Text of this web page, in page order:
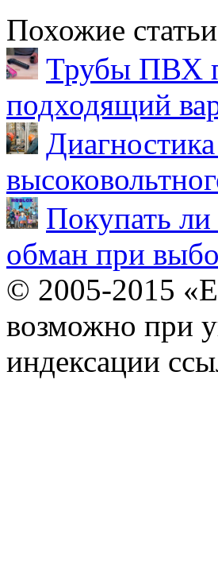
Похожие статьи
Трубы ПВХ
подходящий
Покупать ли
обман при
© 2005-2015
возможно при
индексации